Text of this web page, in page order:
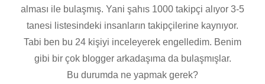
alması ile bulaşmış. Yani şahıs 1000 takipçi alıyor 3-5
tanesi listesindeki insanların takipçilerine kaynıyor.
Tabi ben bu 24 kişiyi inceleyerek engelledim. Benim
gibi bir çok blogger arkadaşıma da bulaşmışlar.
Bu durumda ne yapmak gerek?